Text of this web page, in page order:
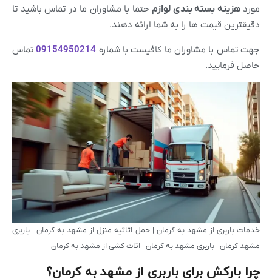
موردهزینه بسته بندی لوازم حتما با مشاوران ما در تماس باشید تا
دقیقترین قیمت ها را به شما ارائه دهند.
جهت تماس با مشاوران ما کافیست با شماره 09154950214تماس
حاصل فرمایید.
خدمات باربری از مشهد به کرمان | حمل اثاثیه منزل از مشهد به کرمان | باربری
مشهد کرمان | باربری مشهد به کرمان | اثاث کشی از مشهد به کرمان
چرا بارکش برای باربری از مشهد به کرمان؟